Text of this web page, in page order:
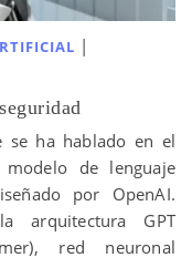
|
se ha hablado en el
de lenguaje
por OpenAI.
arquitectura GPT
red neuronal